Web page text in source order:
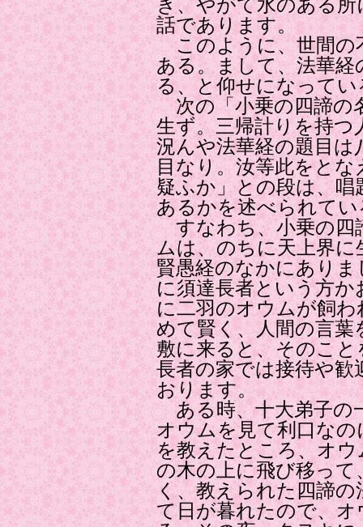
き、やがて水のある
話であります。
このように、世間の
ある。まして、法華
る、と仰せになって
次の「小乗の四諦の
生ず。三帰計りを持つ
況んや法華経の題目は
目なり。汝等此をと
疑ふか」との段は、
あるかを述べられて
すなわち、小乗の四
ムは、のちに天上界
賢愚経のなかにありま
に須達長者という方
に二羽のオウムが飼
めて賢く、人間の言葉
敷に来ると、そのこ
長者の家では接待や
おります。
ある時、十大弟子の
オウムを見て利口なの
を教えたところ、オ
の木の上に飛び移っ
く、教えられた四諦
て日が暮れたので、